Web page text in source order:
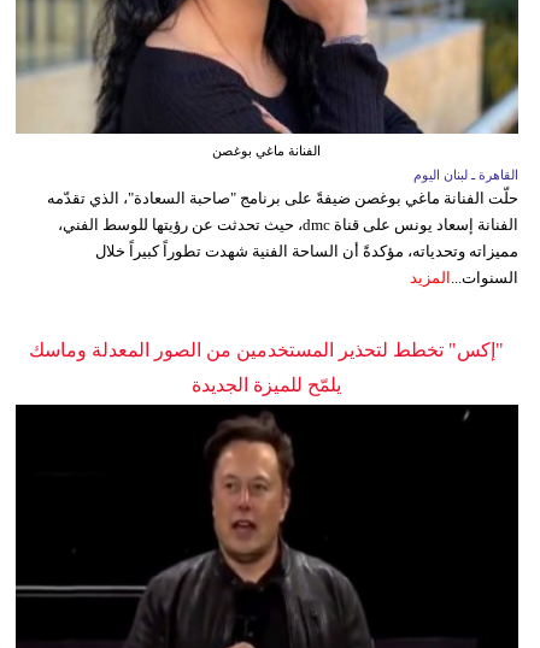
الفنانة ماغي بوغصن
القاهرة ـ لبنان اليوم
حلّت الفنانة ماغي بوغصن ضيفةً على برنامج "صاحبة السعادة"، الذي تقدّمه
الفنانة إسعاد يونس على قناة dmc، حيث تحدثت عن رؤيتها للوسط الفني،
مميزاته وتحدياته، مؤكدةً أن الساحة الفنية شهدت تطوراً كبيراً خلال
السنوات... المزيد
"إكس" تخطط لتحذير المستخدمين من الصور المعدلة وماسك
يلمّح للميزة الجديدة